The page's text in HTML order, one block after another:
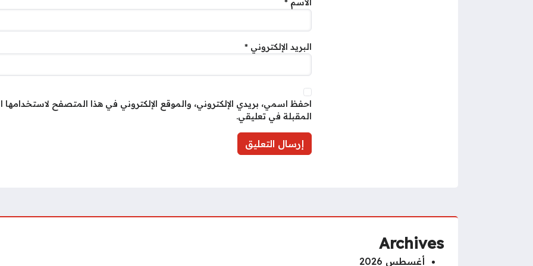
الاسم *
البريد الإلكتروني *
احفظ اسمي، بريدي الإلكتروني، والموقع الإلكتروني في هذا المتصفح لاستخدامها
المقبلة في تعليقي.
Archives
أغسطس 2026